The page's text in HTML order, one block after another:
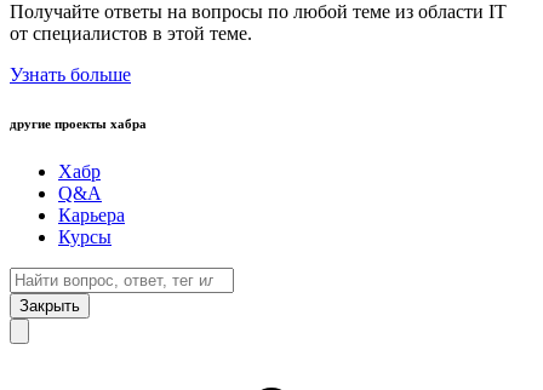
Получайте ответы на вопросы по любой теме из области IT
от специалистов в этой теме.
Узнать больше
другие проекты хабра
Хабр
Q&A
Карьера
Курсы
Закрыть